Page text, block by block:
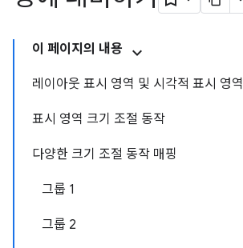
이 페이지의 내용
레이아웃 표시 영역 및 시각적 표시 영역
표시 영역 크기 조절 동작
다양한 크기 조절 동작 매핑
그룹 1
그룹 2